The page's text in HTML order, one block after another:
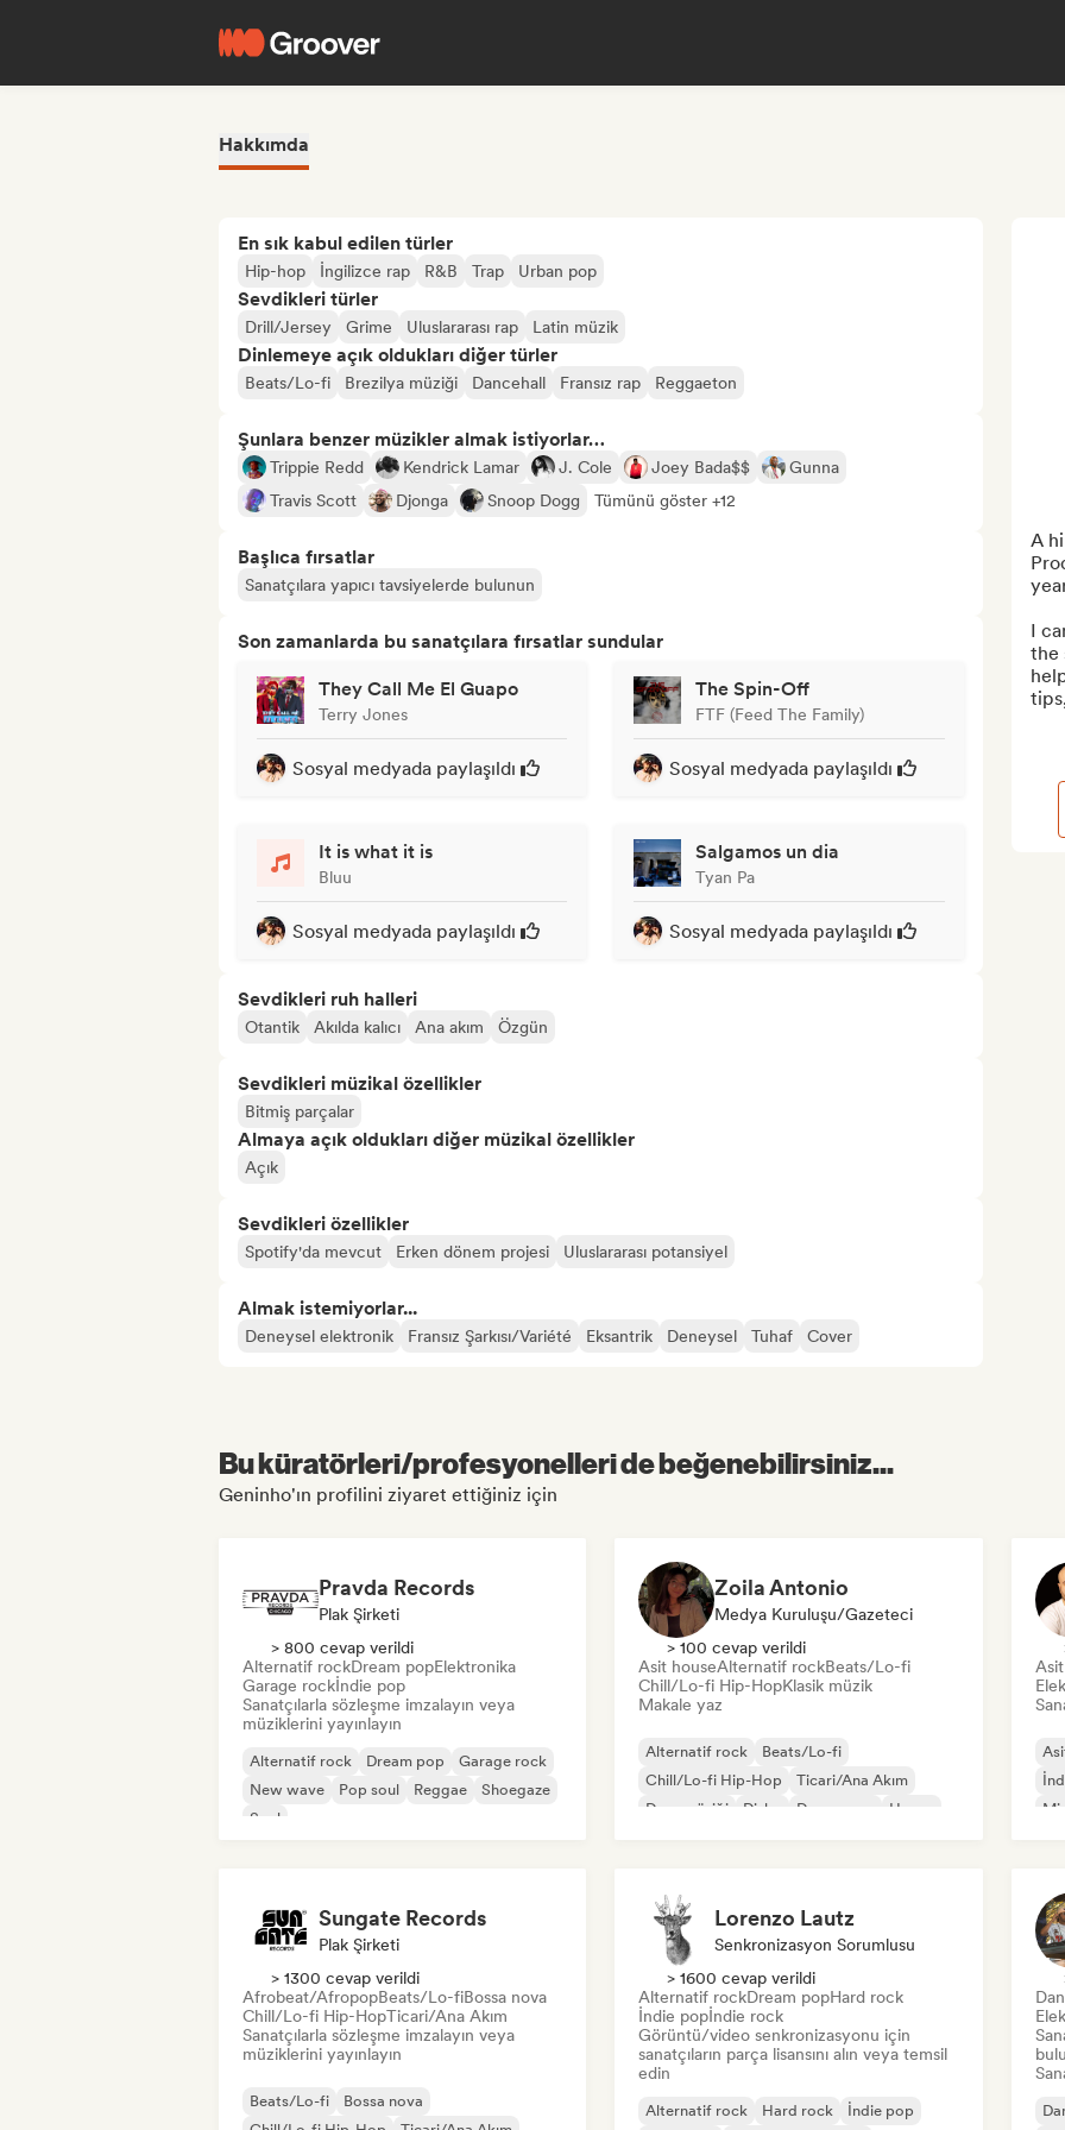
Hakkımda
En sık kabul edilen türler
Hip-hop İngilizce rap R&B Trap Urban pop
Sevdikleri türler
Drill/Jersey Grime Uluslararası rap Latin müzik
Dinlemeye açık oldukları diğer türler
Beats/Lo-fi Brezilya müziği Dancehall Fransız rap Reggaeton
Şunlara benzer müzikler almak istiyorlar…
Trippie Redd Kendrick Lamar J. Cole Joey Bada$$
Gunna
Travis Scott
Djonga Snoop Dogg Tümünü göster +12
Başlıca fırsatlar
Sanatçılara yapıcı tavsiyelerde bulunun
Son zamanlarda bu sanatçılara fırsatlar sundular
They Call Me El Guapo
Terry Jones
Sosyal medyada paylaşıldı
The Spin-Off
FTF (Feed The Family)
Sosyal medyada paylaşıldı
It is what it is
Bluu
Sosyal medyada paylaşıldı
Salgamos un dia
Tyan Pa
Sosyal medyada paylaşıldı
Sevdikleri ruh halleri
Otantik Akılda kalıcı Ana akım Özgün
Sevdikleri müzikal özellikler
Bitmiş parçalar
Almaya açık oldukları diğer müzikal özellikler
Açık
Sevdikleri özellikler
Spotify'da mevcut Erken dönem projesi Uluslararası potansiyel
Almak istemiyorlar...
Deneysel elektronik Fransız Şarkısı/Variété Eksantrik Deneysel Tuhaf Cover
A
I
the
Bu küratörleri/profesyonelleri de beğenebilirsiniz...
Geninho'ın profilini ziyaret ettiğiniz için
Pravda Records
Plak Şirketi
> 800 cevap verildi
Alternatif rockDream popElektronika
Garage rockİndie pop
Sanatçılarla sözleşme imzalayın veya
müziklerini yayınlayın
Alternatif rock Dream pop
Garage rock
New wave
Pop soul Reggae
Shoegaze
Soul
Zoila Antonio
Medya Kuruluşu/Gazeteci
> 100 cevap verildi
Asit houseAlternatif rockBeats/Lo-fi
Chill/Lo-fi Hip-HopKlasik müzik
Makale yaz
Alternatif rock
Beats/Lo-fi
Chill/Lo-fi Hip-Hop
Ticari/Ana Akım
Dans müziği
Disko Dream pop House
Sungate Records
Plak Şirketi
> 1300 cevap verildi
Afrobeat/AfropopBeats/Lo-fiBossa nova
Chill/Lo-fi Hip-HopTicari/Ana Akım
Sanatçılarla sözleşme imzalayın veya
müziklerini yayınlayın
Beats/Lo-fi
Bossa nova
Lorenzo Lautz
Senkronizasyon Sorumlusu
> 1600 cevap verildi
Alternatif rockDream popHard rock
İndie popİndie rock
Görüntü/video senkronizasyonu için
sanatçıların parça lisansını alın veya temsil
edin
Alternatif rock Hard rock İndie pop